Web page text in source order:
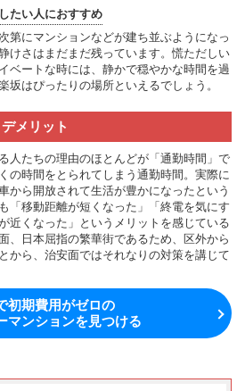
たい人におすすめ
第にマンションなどが建ち並ぶようになっ
けさはまだまだ残っています。慌ただしい
ベートな時には、静かで穏やかな時間を過
坂はぴったりの場所といえるでしょう。
メリット
人たちの理由のほとんどが「通勤時間」で
の時間をとられてしまう通勤時間。実際に
から開放されて生活が豊かになったという
「移動距離が短くなった」「終電を気にす
近くなった」というメリットを感じている
、日本屈指の繁華街であるため、区外から
から、治安面ではそれなりの対策を講じて
初期費用がゼロの
マンションを見つける